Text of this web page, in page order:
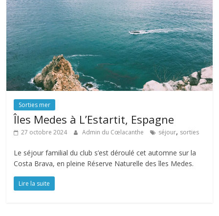
Sorties mer
Îles Medes à L’Estartit, Espagne
27 octobre 2024 Admin du Cœlacanthe séjour, sorties
Le séjour familial du club s’est déroulé cet automne sur la
Costa Brava, en pleine Réserve Naturelle des îles Medes.
Lire la suite